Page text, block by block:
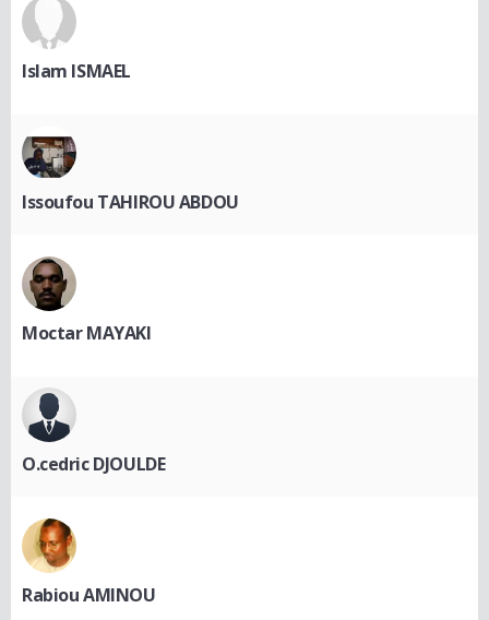
Islam ISMAEL
Issoufou TAHIROU ABDOU
Moctar MAYAKI
O.cedric DJOULDE
Rabiou AMINOU